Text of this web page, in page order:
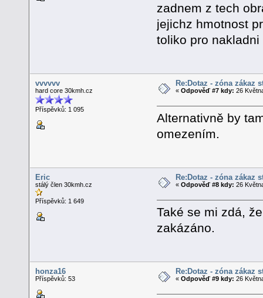
zadnem z tech
jejichz hmotnost
toliko pro nakladni
vvvvvv
hard core 30kmh.cz
Příspěvků: 1 095
Re:Dotaz - zóna zákaz
«Odpověď #7 kdy: 26
Alternativně by
omezením.
Eric
stálý člen 30kmh.cz
Příspěvků: 1 649
Re:Dotaz - zóna zákaz
«Odpověď #8 kdy: 26
Také se mi zdá,
zakázáno.
honza16
Příspěvků: 53
Re:Dotaz - zóna zákaz
«Odpověď #9 kdy: 26